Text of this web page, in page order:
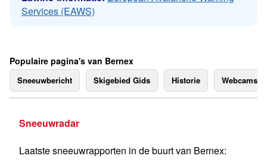
Services (EAWS)
Populaire pagina's van Bernex
Sneeuwbericht Skigebied Gids Historie Webcams
Sneeuwradar
Laatste sneeuwrapporten in de buurt van Bernex: